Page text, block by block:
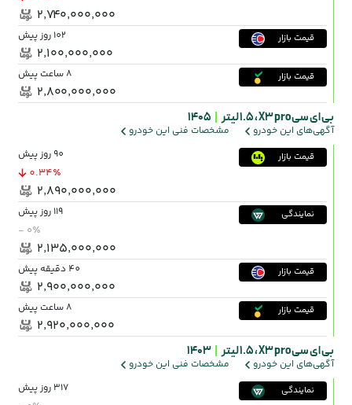
۲٬۷۴۰٬۰۰۰٬۰۰۰
قیمت بازار 102 روز پیش
۲٬۱۰۰٬۰۰۰٬۰۰۰
قیمت بازار 8 ساعت پیش
۲٬۸۰۰٬۰۰۰٬۰۰۰
بی ای سی X3 pro ، 1.5 لیتر 1405
آگهی‌های این خودرو مشخصات فنی این خودرو
قیمت بازار 90 روز پیش
0.34٪
۲٬۸۹۰٬۰۰۰٬۰۰۰
نمایندگی 119 روز پیش
- ۰٪
۲٬۱۳۵٬۰۰۰٬۰۰۰
قیمت بازار 40 دقیقه پیش
۲٬۹۰۰٬۰۰۰٬۰۰۰
قیمت بازار 8 ساعت پیش
۲٬۹۲۰٬۰۰۰٬۰۰۰
بی ای سی X3 pro ، 1.5 لیتر 1403
آگهی‌های این خودرو مشخصات فنی این خودرو
نمایندگی 317 روز پیش